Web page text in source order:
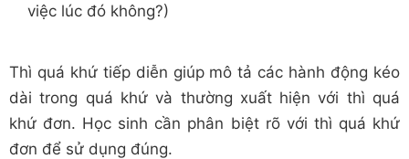
việc lúc đó không?)
Thì quá khứ tiếp diễn giúp mô tả các hành động kéo
dài trong quá khứ và thường xuất hiện với thì quá
khứ đơn. Học sinh cần phân biệt rõ với thì quá khứ
đơn để sử dụng đúng.